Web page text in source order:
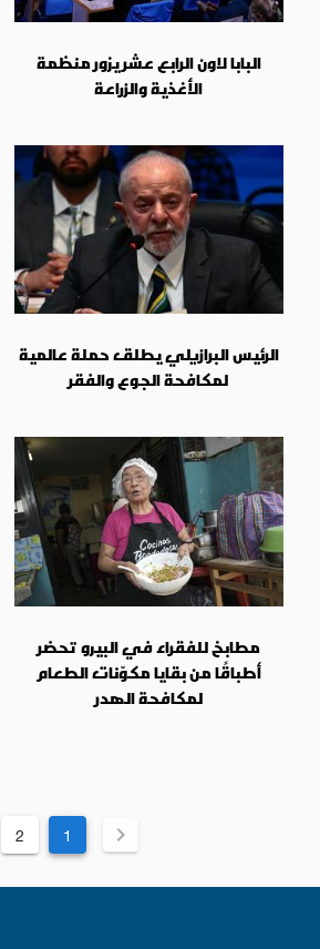
البابا لاون الرابع عشر يزور منظمة
الأغذية والزراعة
الرئيس البرازيلي يطلق حملة عالمية
لمكافحة الجوع والفقر
مطابخ للفقراء في البيرو تحضر
أطباقًا من بقايا مكوّنات الطعام
لمكافحة الهدر
1
2